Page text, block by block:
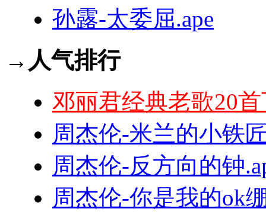
孙露-太委屈.ape
→人气排行
邓丽君经典老歌20
周杰伦-米兰的小铁
周杰伦-反方向的钟
周杰伦-你是我的ok